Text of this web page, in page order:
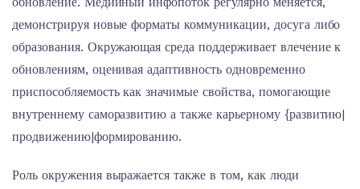
демонстрируя новые форматы коммуникации, досуга либо
образования. Окружающая среда поддерживает влечение к
обновлениям, оценивая адаптивность одновременно
приспособляемость как значимые свойства, помогающие
внутреннему саморазвитию а также карьерному {развитию|
продвижению|формированию.
Роль окружения выражается также в том, как люди